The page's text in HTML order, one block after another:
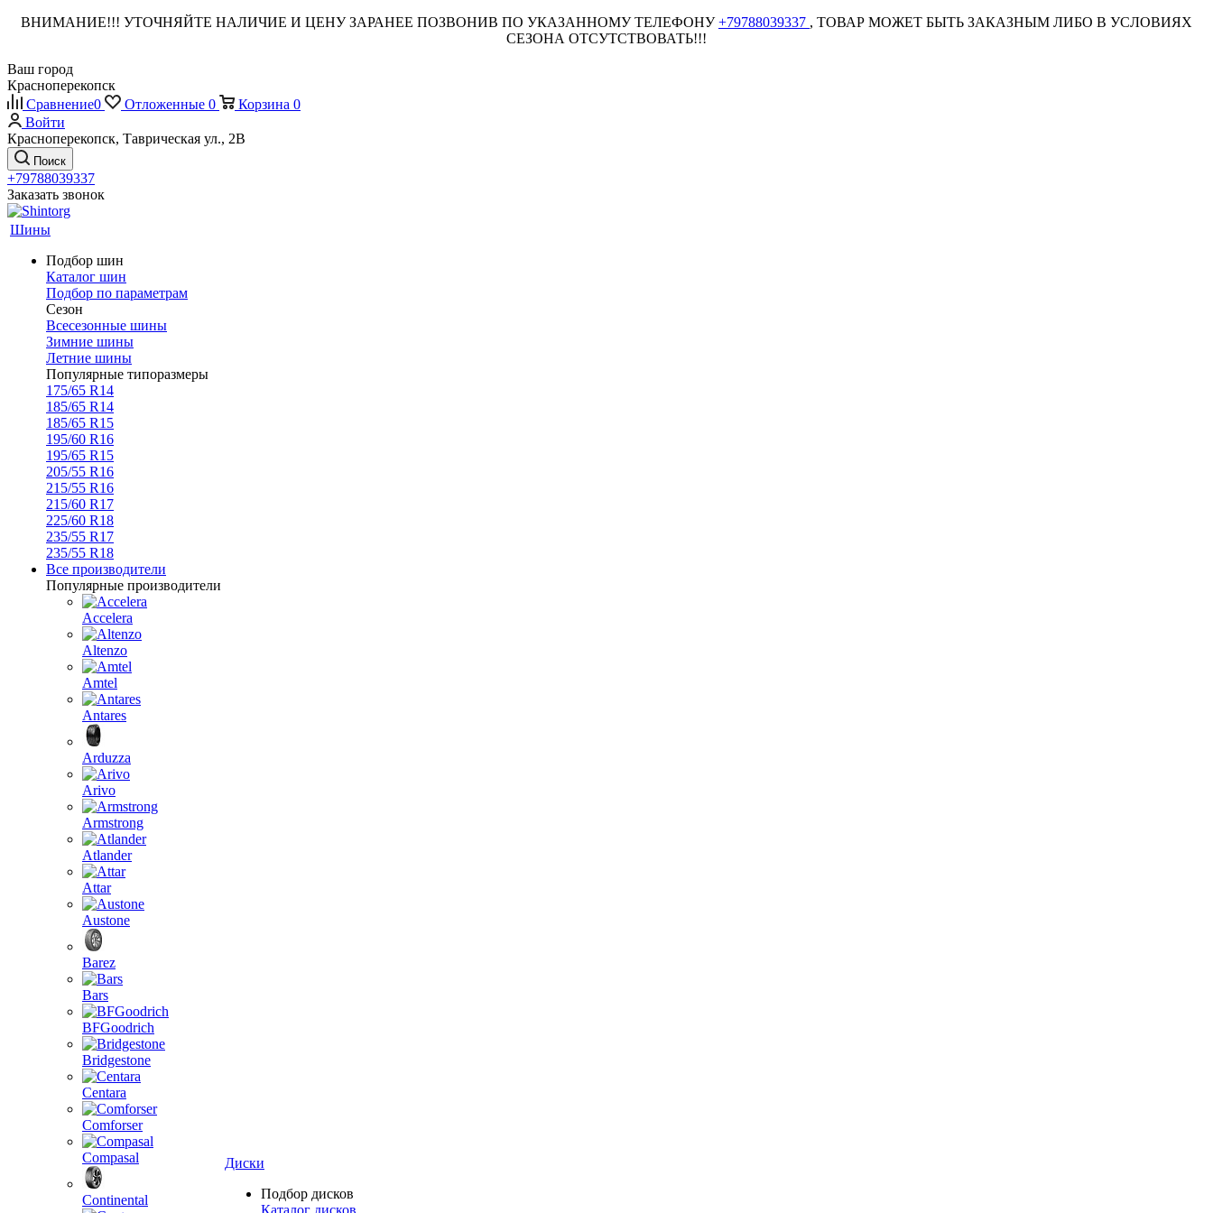
ВНИМАНИЕ!!! УТОЧНЯЙТЕ НАЛИЧИЕ И ЦЕНУ ЗАРАНЕЕ ПОЗВОНИВ ПО УКАЗАННОМУ ТЕЛЕФОНУ+79788039337 , ТОВАР МОЖЕТ БЫТЬ ЗАКАЗНЫМ ЛИБО В УСЛОВИЯХ
СЕЗОНА ОТСУТСТВОВАТЬ!!!
Ваш город
Красноперекопск
Сравнение0 Отложенные 0 Корзина 0
Войти
Красноперекопск, Таврическая ул., 2В
Поиск
+79788039337
Заказать звонок
Шины
Подбор шин
Каталог шин
Подбор по параметрам
Сезон
Всесезонные шины
Зимние шины
Летние шины
Популярные типоразмеры
175/65 R14
185/65 R14
185/65 R15
195/60 R16
195/65 R15
205/55 R16
215/55 R16
215/60 R17
225/60 R18
235/55 R17
235/55 R18
Все производители
Популярные производители
Accelera
Altenzo
Amtel
Antares
Arduzza
Arivo
Armstrong
Atlander
Attar
Austone
Barez
Bars
BFGoodrich
Bridgestone
Centara
Comforser
Compasal
Continental
Диски
Подбор дисков
Каталог дисков